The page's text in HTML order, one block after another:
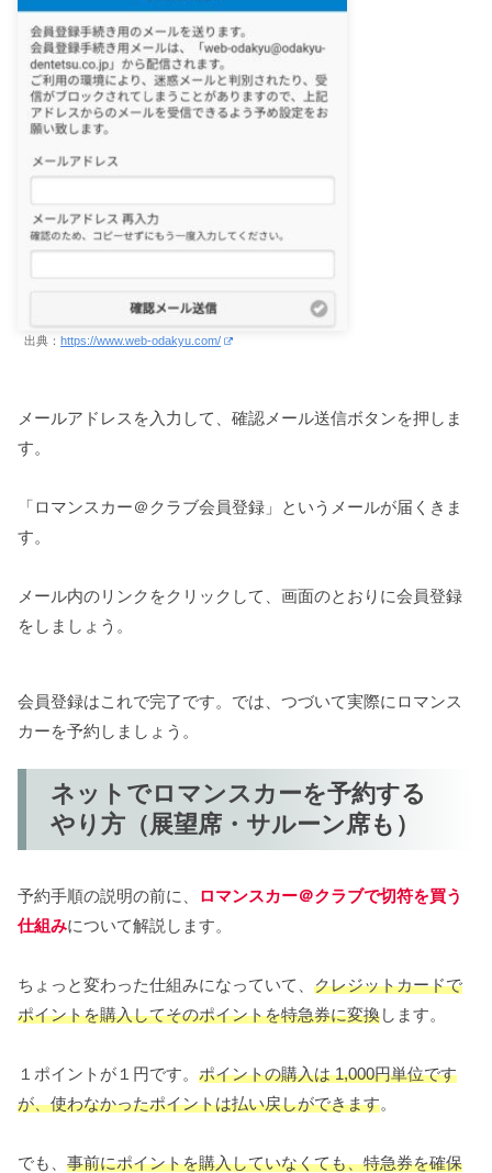
出典： https://www.web-odakyu.com/
メールアドレスを入力して、確認メール送信ボタンを押しま
す。
「ロマンスカー＠クラブ会員登録」というメールが届くきま
す。
メール内のリンクをクリックして、画面のとおりに会員登録
をしましょう。
会員登録はこれで完了です。では、つづいて実際にロマンス
カーを予約しましょう。
ネットでロマンスカーを予約する
やり方（展望席・サルーン席も）
予約手順の説明の前に、
ロマンスカー＠クラブで切符を買う
仕組みについて解説します。
ちょっと変わった仕組みになっていて、 クレジットカードで
ポイントを購入してそのポイントを特急券に変換します。
１ポイントが１円です。 ポイントの購入は 1,000円単位です
が、使わなかったポイントは払い戻しができます。
でも、 事前にポイントを購入していなくても、特急券を確保